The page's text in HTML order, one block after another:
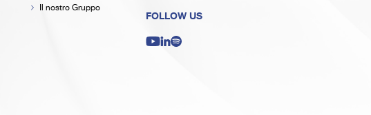
Il nostro Gruppo
FOLLOW US